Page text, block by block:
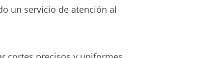
un servicio de atención al